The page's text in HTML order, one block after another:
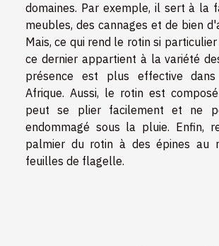
domaines. Par exemple, il sert à la
meubles, des cannages et de bien
Mais, ce qui rend le rotin si
ce dernier appartient à la variété
présence est plus effective
Afrique. Aussi, le rotin est
peut se plier facilement et ne
endommagé sous la pluie. Enfin,
palmier du rotin à des épines au
feuilles de flagelle.